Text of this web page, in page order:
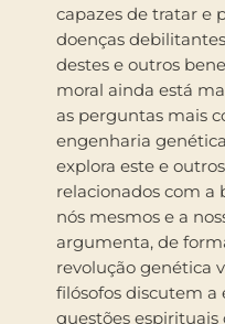
capazes de tratar e
doenças
destes e outros
moral ainda está
as perguntas mais
engenharia
explora este e
relacionados com a
nós mesmos e a
argumenta, de
revolução genética
filósofos discutem a
questões